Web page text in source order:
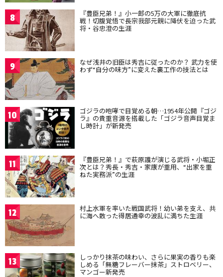
8 『豊臣兄弟！』小一郎の5万の大軍に徹底抗
戦！切腹覚悟で長宗我部元親に降伏を迫った武
将・谷忠澄の生涯
9 なぜ浅井の旧臣は秀吉に従ったのか？ 武力を使
わず“自分の味方”に変えた裏工作の技法とは
10 ゴジラの咆哮で目覚める朝…1954年公開『ゴジ
ラ』の貴重音源を搭載した「ゴジラ音声目覚ま
し時計」が新発売
11 『豊臣兄弟！』で萩原護が演じる武将・小堀正
次とは？秀長・秀吉・家康が重用、“出家を重
ねた実務派”の生涯
12 村上水軍を率いた戦国武将！幼い弟を支え、共
に海へ散った得居通幸の波乱に満ちた生涯
13 しっかり抹茶の味わい、さらに果実の香りも楽
しめる「無糖フレーバー抹茶」ストロベリー、
マンゴー新発売